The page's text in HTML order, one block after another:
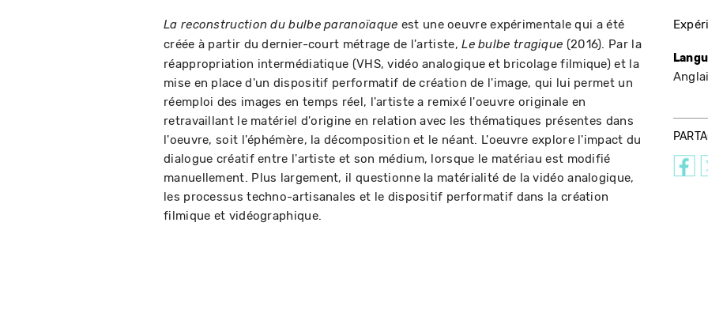
La reconstruction du bulbe paranoïaque est une oeuvre expérimentale qui a été
créée à partir du dernier-court métrage de l'artiste,Le bulbe tragique (2016). Par la
réappropriation intermédiatique (VHS, vidéo analogique et bricolage filmique) et la
mise en place d'un dispositif performatif de création de l'image, qui lui permet un
réemploi des images en temps réel, l'artiste a remixé l'oeuvre originale en
retravaillant le matériel d'origine en relation avec les thématiques présentes dans
l'oeuvre, soit l'éphémère, la décomposition et le néant. L'oeuvre explore l'impact du
dialogue créatif entre l'artiste et son médium, lorsque le matériau est modifié
manuellement. Plus largement, il questionne la matérialité de la vidéo analogique,
les processus techno-artisanales et le dispositif performatif dans la création
filmique et vidéographique.